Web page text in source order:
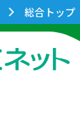
総合トップ